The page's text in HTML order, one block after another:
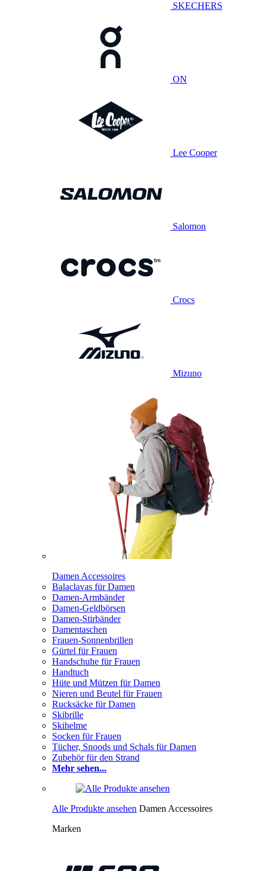
SKECHERS
ON
Lee Cooper
Salomon
Crocs
Mizuno
Damen Accessoires
Balaclavas für Damen
Damen-Armbänder
Damen-Geldbörsen
Damen-Stirbänder
Damentaschen
Frauen-Sonnenbrillen
Gürtel für Frauen
Handschuhe für Frauen
Handtuch
Hüte und Mützen für Damen
Nieren und Beutel für Frauen
Rucksäcke für Damen
Skibrille
Skihelme
Socken für Frauen
Tücher, Snoods und Schals für Damen
Zubehör für den Strand
Mehr sehen...
Alle Produkte ansehen Damen Accessoires
Marken